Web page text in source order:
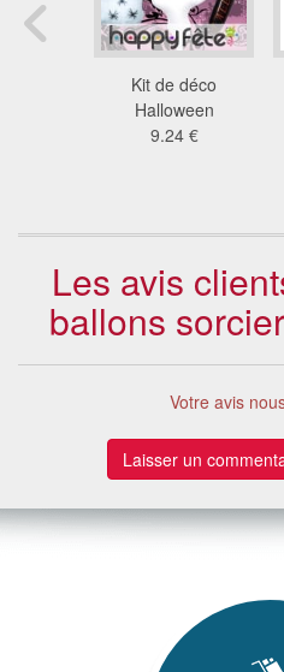
Kit de déco
Halloween
9.24 €
Les avis
ballons
Votre avis
Laisser un